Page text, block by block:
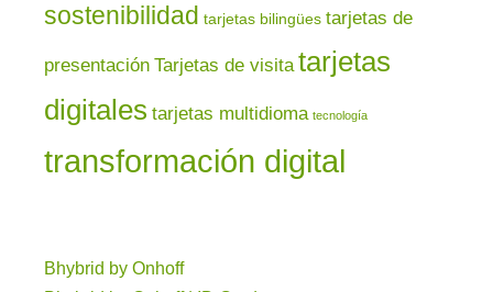
sostenibilidad tarjetas bilingües tarjetas de
presentación Tarjetas de visita tarjetas
digitales tarjetas multidioma tecnología
transformación digital
Bhybrid by Onhoff